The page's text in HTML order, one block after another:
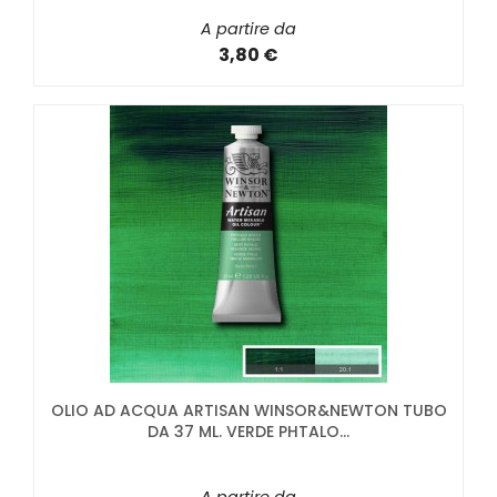
A partire da
3,80 €
OLIO AD ACQUA ARTISAN WINSOR&NEWTON TUBO
DA 37 ML. VERDE PHTALO...